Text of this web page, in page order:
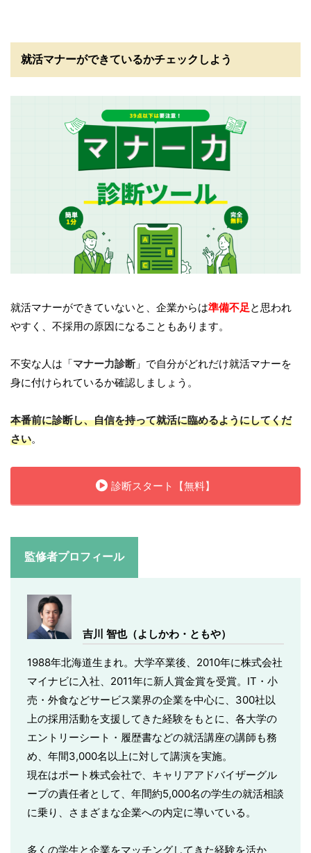
就活マナーができているかチェックしよう
就活マナーができていないと、企業からは準備不足と思われ
やすく、不採用の原因になることもあります。
不安な人は「マナー力診断」で自分がどれだけ就活マナーを
身に付けられているか確認しましょう。
本番前に診断し、自信を持って就活に臨めるようにしてくだ
さい。
診断スタート【無料】
監修者プロフィール
吉川 智也（よしかわ・ともや）
1988年北海道生まれ。大学卒業後、2010年に株式会社
マイナビに入社、2011年に新人賞金賞を受賞。IT・小
売・外食などサービス業界の企業を中心に、300社以
上の採用活動を支援してきた経験をもとに、各大学の
エントリーシート・履歴書などの就活講座の講師も務
め、年間3,000名以上に対して講演を実施。
現在はポート株式会社で、キャリアアドバイザーグル
ープの責任者として、年間約5,000名の学生の就活相談
に乗り、さまざまな企業への内定に導いている。
多くの学生と企業をマッチングしてきた経験を活か